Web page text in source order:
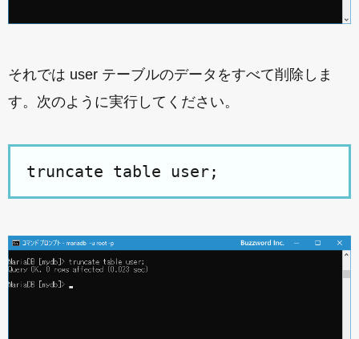
それでは user テーブルのデータをすべて削除しま
す。次のように実行してください。
truncate table user;